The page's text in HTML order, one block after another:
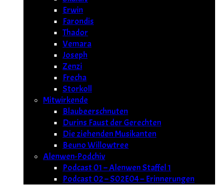
Erwin
Farondis
Thador
Vemara
Joseph
Zenzi
Frecha
Storkoll
Mitwirkende
Blaubeerschnuten
Durins Faust der Gerechten
Die ziehenden Musikanten
Beuno Willowtree
Alenwen-Podchiv
Podcast 01 – Alenwen Staffel 1
Podcast 02 – S02E04 – Erinnerungen